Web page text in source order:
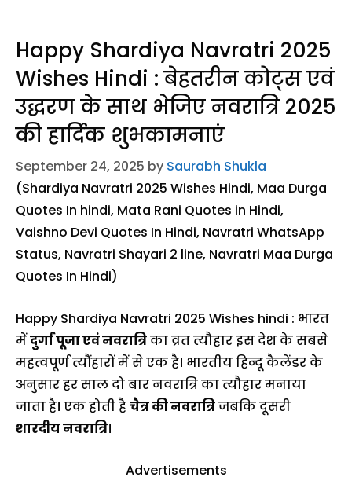
Happy Shardiya Navratri 2025
Wishes Hindi : बेहतरीन कोट्स एवं
उद्धरण के साथ भेजिए नवरात्रि 2025
की हार्दिक शुभकामनाएं
September 24, 2025 by Saurabh Shukla
(Shardiya Navratri 2025 Wishes Hindi, Maa Durga
Quotes In hindi, Mata Rani Quotes in Hindi,
Vaishno Devi Quotes In Hindi, Navratri WhatsApp
Status, Navratri Shayari 2 line, Navratri Maa Durga
Quotes In Hindi)
Happy Shardiya Navratri 2025 Wishes hindi : भारत
मेंदुर्गा पूजा एवं नवरात्रिका व्रत त्यौहार इस देश के सबसे
महत्वपूर्ण त्यौंहारों में से एक है। भारतीय हिन्दू कैलेंडर के
अनुसार हर साल दो बार नवरात्रि का त्यौहार मनाया
जाता है। एक होती हैचैत्र की नवरात्रिजबकि दूसरी
शारदीय नवरात्रि।
Advertisements